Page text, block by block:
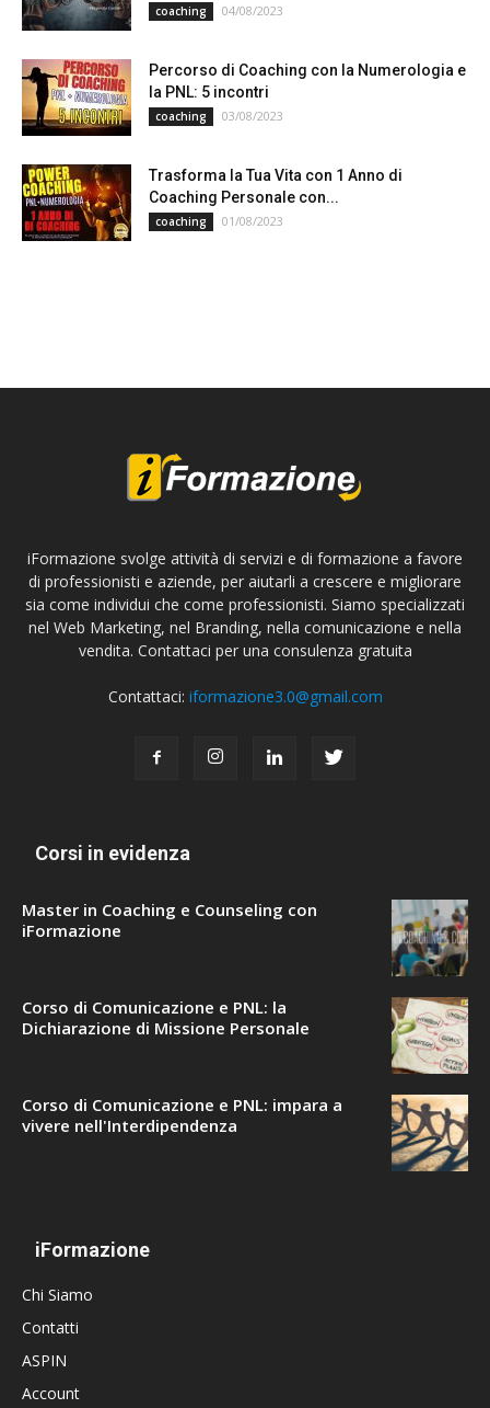
coaching 04/08/2023
Percorso di Coaching con la Numerologia e
la PNL: 5 incontri
coaching 03/08/2023
Trasforma la Tua Vita con 1 Anno di
Coaching Personale con...
coaching 01/08/2023
iFormazione svolge attività di servizi e di formazione a favore
di professionisti e aziende, per aiutarli a crescere e migliorare
sia come individui che come professionisti. Siamo specializzati
nel Web Marketing, nel Branding, nella comunicazione e nella
vendita. Contattaci per una consulenza gratuita
Contattaci: iformazione3.0@gmail.com
Corsi in evidenza
Master in Coaching e Counseling con
iFormazione
Corso di Comunicazione e PNL: la
Dichiarazione di Missione Personale
Corso di Comunicazione e PNL: impara a
vivere nell'Interdipendenza
iFormazione
Chi Siamo
Contatti
ASPIN
Account